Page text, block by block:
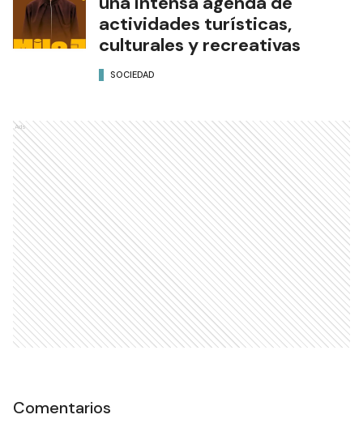
actividades turísticas,
culturales y recreativas
SOCIEDAD
Ads
Comentarios